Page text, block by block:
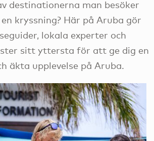
destinationerna man besöker
kryssning? Här på Aruba gör
lokala experter och
sitt yttersta för att ge dig en
äkta upplevelse på Aruba.